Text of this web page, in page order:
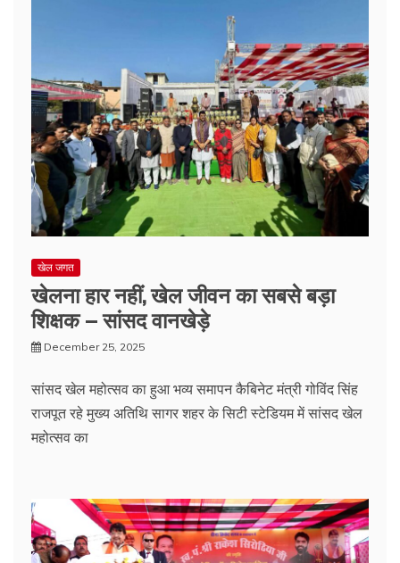
खेल जगत
खेलना हार नहीं, खेल जीवन का सबसे बड़ा
शिक्षक – सांसद वानखेड़े
December 25, 2025
सांसद खेल महोत्सव का हुआ भव्‍य समापन कैबिनेट मंत्री गोविंद सिंह
राजपूत रहे मुख्य अतिथि सागर शहर के सिटी स्टेडियम में सांसद खेल
महोत्सव का